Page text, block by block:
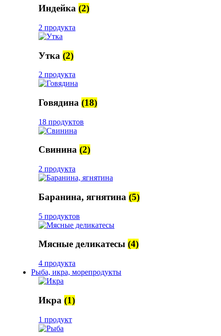
Индейка (2)
2 продукта
Утка (2)
2 продукта
Говядина (18)
18 продуктов
Свинина (2)
2 продукта
Баранина, ягнятина (5)
5 продуктов
Мясные деликатесы (4)
4 продукта
Рыба, икра, морепродукты
Икра (1)
1 продукт